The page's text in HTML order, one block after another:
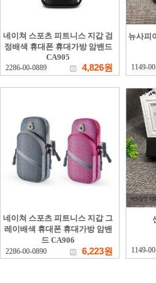
네이쳐 스포츠 피트니스 지갑 검
정배색 휴대폰 휴대가방 암밴드
CA905
2286-00-0889 4,826원
뉴사피
1149-
네이쳐 스포츠 피트니스 지갑 그
레이배색 휴대폰 휴대가방 암밴
드 CA906
2286-00-0890 6,223원 1149-